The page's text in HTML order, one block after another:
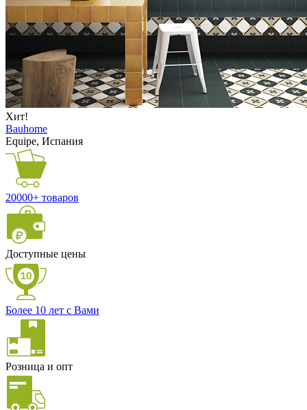
Хит!
Bauhome
Equipe, Испания
20000+ товаров
Доступные цены
Более 10 лет с Вами
Розница и опт